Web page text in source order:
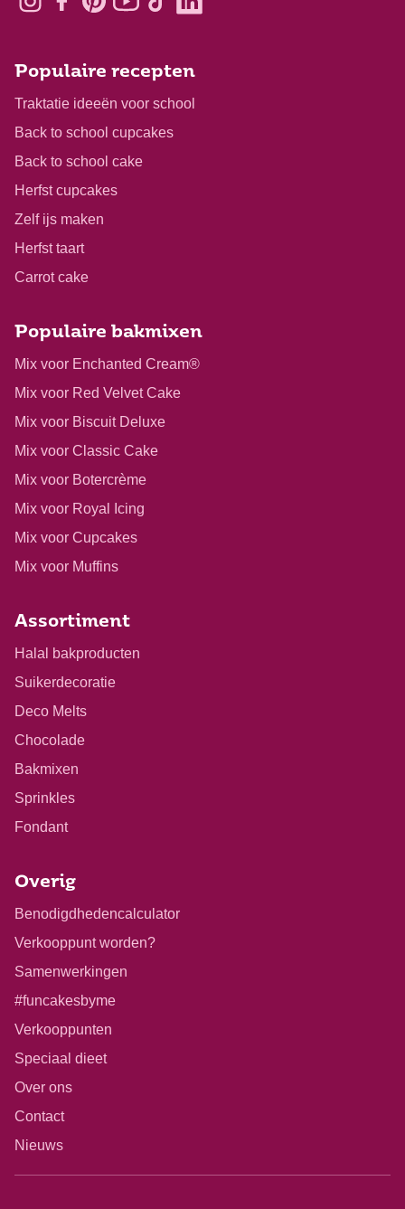
Populaire recepten
Traktatie ideeën voor school
Back to school cupcakes
Back to school cake
Herfst cupcakes
Zelf ijs maken
Herfst taart
Carrot cake
Populaire bakmixen
Mix voor Enchanted Cream®
Mix voor Red Velvet Cake
Mix voor Biscuit Deluxe
Mix voor Classic Cake
Mix voor Botercrème
Mix voor Royal Icing
Mix voor Cupcakes
Mix voor Muffins
Assortiment
Halal bakproducten
Suikerdecoratie
Deco Melts
Chocolade
Bakmixen
Sprinkles
Fondant
Overig
Benodigdhedencalculator
Verkooppunt worden?
Samenwerkingen
#funcakesbyme
Verkooppunten
Speciaal dieet
Over ons
Contact
Nieuws